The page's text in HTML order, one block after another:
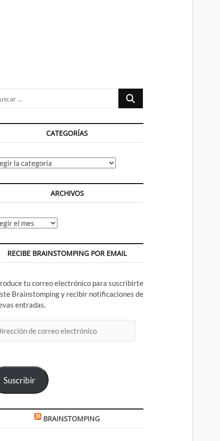
Buscar
CATEGORÍAS
ARCHIVOS
RECIBE BRAINSTOMPING POR EMAIL
tu correo electrónico para suscribirte
Brainstomping y recibir notificaciones de
entradas.
Suscribir
BRAINSTOMPING